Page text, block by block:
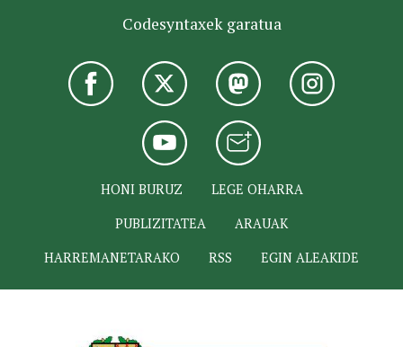
Codesyntaxek garatua
HONI BURUZ
LEGE OHARRA
PUBLIZITATEA
ARAUAK
HARREMANETARAKO
RSS EGIN ALEAKIDE